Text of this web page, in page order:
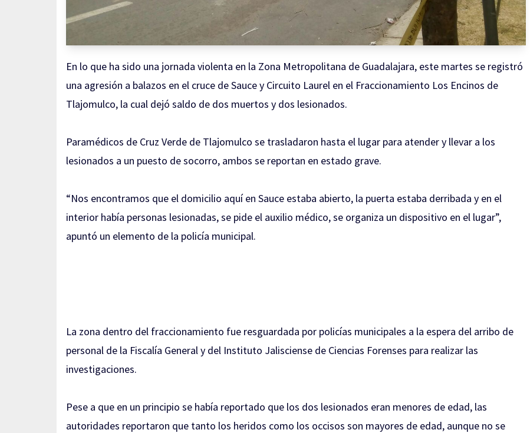
En lo que ha sido una jornada violenta en la Zona Metropolitana de Guadalajara, este martes se registró
una agresión a balazos en el cruce de Sauce y Circuito Laurel en el Fraccionamiento Los Encinos de
Tlajomulco, la cual dejó saldo de dos muertos y dos lesionados.
Paramédicos de Cruz Verde de Tlajomulco se trasladaron hasta el lugar para atender y llevar a los
lesionados a un puesto de socorro, ambos se reportan en estado grave.
“Nos encontramos que el domicilio aquí en Sauce estaba abierto, la puerta estaba derribada y en el
interior había personas lesionadas, se pide el auxilio médico, se organiza un dispositivo en el lugar”,
apuntó un elemento de la policía municipal.
La zona dentro del fraccionamiento fue resguardada por policías municipales a la espera del arribo de
personal de la Fiscalía General y del Instituto Jalisciense de Ciencias Forenses para realizar las
investigaciones.
Pese a que en un principio se había reportado que los dos lesionados eran menores de edad, las
autoridades reportaron que tanto los heridos como los occisos son mayores de edad, aunque no se